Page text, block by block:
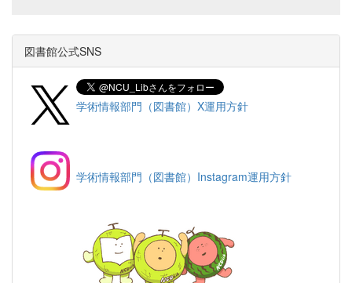
図書館公式SNS
学術情報部門（図書館）X運用方針
学術情報部門（図書館）Instagram運用方針